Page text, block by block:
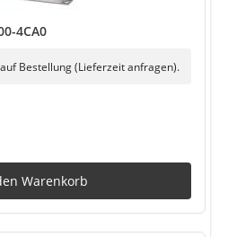
4CA0
Bestellung (Lieferzeit anfragen).
Warenkorb